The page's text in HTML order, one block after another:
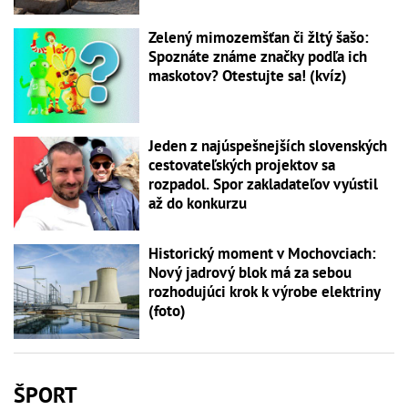
Zelený mimozemšťan či žltý šašo:
Spoznáte známe značky podľa ich
maskotov? Otestujte sa! (kvíz)
Jeden z najúspešnejších slovenských
cestovateľských projektov sa
rozpadol. Spor zakladateľov vyústil
až do konkurzu
Historický moment v Mochovciach:
Nový jadrový blok má za sebou
rozhodujúci krok k výrobe elektriny
(foto)
ŠPORT